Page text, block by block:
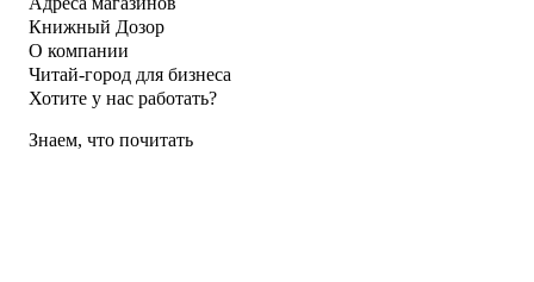
Книжный Дозор
О компании
Читай-город для бизнеса
Хотите у нас работать?
Знаем, что почитать